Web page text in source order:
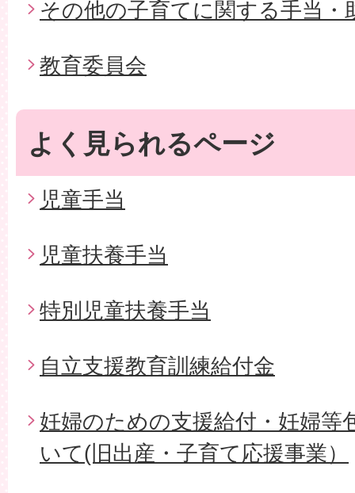
その他の子育てに関する手当・
教育委員会
よく見られるページ
児童手当
児童扶養手当
特別児童扶養手当
自立支援教育訓練給付金
妊婦のための支援給付・妊婦等
いて(旧出産・子育て応援事業）